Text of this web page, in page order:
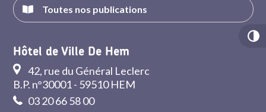
Toutes nos publications
Hôtel de Ville De Hem
42, rue du Général Leclerc
B.P. n°30001 - 59510 HEM
03 20 66 58 00